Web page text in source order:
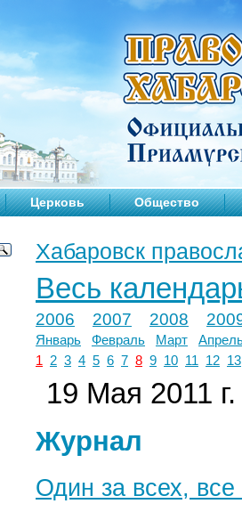
Церковь Общество
Хабаровск
Весь
2006 2007 2008
Январь Февраль Март
1
2 3 4 5 6 7 8 9 10 11 12 13
19 Мая 2011 г.
Журнал
Один за всех, все